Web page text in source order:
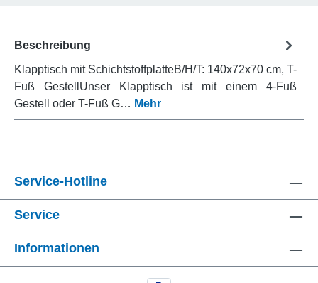
Beschreibung
Klapptisch mit SchichtstoffplatteB/H/T: 140x72x70 cm, T-
Fuß GestellUnser Klapptisch ist mit einem 4-Fuß
Gestell oder T-Fuß G… Mehr
Service-Hotline
Service
Informationen